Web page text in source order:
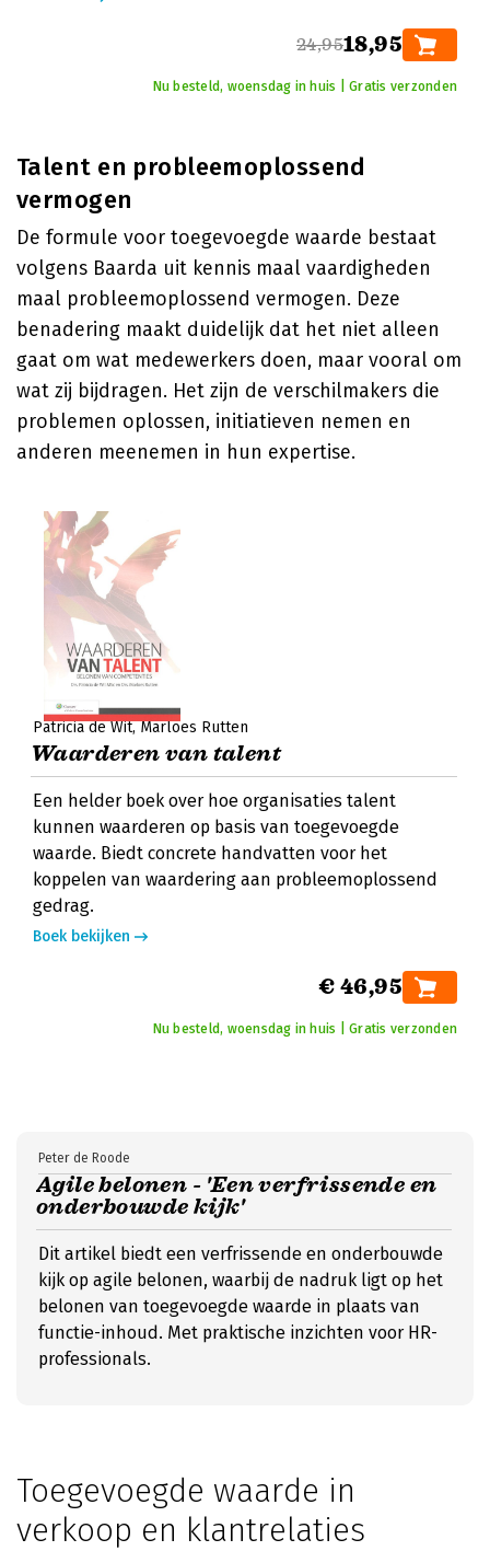
24,9518,95
Nu besteld, woensdag in huis | Gratis verzonden
Talent en probleemoplossend
vermogen
De formule voor toegevoegde waarde bestaat
volgens Baarda uit kennis maal vaardigheden
maal probleemoplossend vermogen. Deze
benadering maakt duidelijk dat het niet alleen
gaat om wat medewerkers doen, maar vooral om
wat zij bijdragen. Het zijn de verschilmakers die
problemen oplossen, initiatieven nemen en
anderen meenemen in hun expertise.
Patricia de Wit Marloes Rutten
Waarderen van talent
Een helder boek over hoe organisaties talent
kunnen waarderen op basis van toegevoegde
waarde. Biedt concrete handvatten voor het
koppelen van waardering aan probleemoplossend
gedrag.
Boek bekijken
€ 46,95
Nu besteld, woensdag in huis | Gratis verzonden
Agile belonen - 'Een verfrissende en
onderbouwde kijk'
Peter de Roode
Dit artikel biedt een verfrissende en onderbouwde
kijk op agile belonen, waarbij de nadruk ligt op het
belonen van toegevoegde waarde in plaats van
functie-inhoud. Met praktische inzichten voor HR-
professionals.
Toegevoegde waarde in
verkoop en klantrelaties